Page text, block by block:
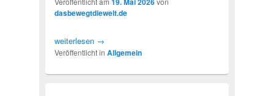
dasbewegtdiewelt.de
weiterlesen →
Veröffentlicht in Allgemein